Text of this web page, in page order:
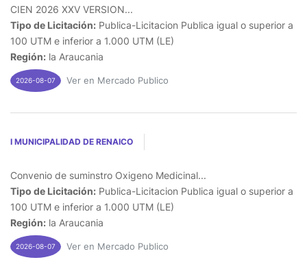
CIEN 2026 XXV VERSION...
Tipo de Licitación: Publica-Licitacion Publica igual o superior a
100 UTM e inferior a 1.000 UTM (LE)
Región: la Araucania
2026-08-07 Ver en Mercado Publico
I MUNICIPALIDAD DE RENAICO
Convenio de suminstro Oxigeno Medicinal...
Tipo de Licitación: Publica-Licitacion Publica igual o superior a
100 UTM e inferior a 1.000 UTM (LE)
Región: la Araucania
2026-08-07 Ver en Mercado Publico